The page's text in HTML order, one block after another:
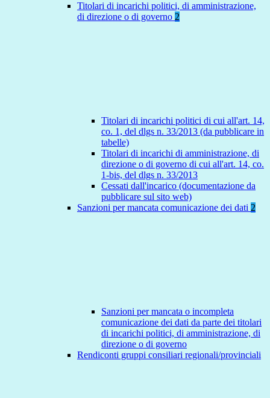
Titolari di incarichi politici, di amministrazione,
di direzione o di governo 2
Titolari di incarichi politici di cui all'art. 14,
co. 1, del dlgs n. 33/2013 (da pubblicare in
tabelle)
Titolari di incarichi di amministrazione, di
direzione o di governo di cui all'art. 14, co.
1-bis, del dlgs n. 33/2013
Cessati dall'incarico (documentazione da
pubblicare sul sito web)
Sanzioni per mancata comunicazione dei dati 2
Sanzioni per mancata o incompleta
comunicazione dei dati da parte dei titolari
di incarichi politici, di amministrazione, di
direzione o di governo
Rendiconti gruppi consiliari regionali/provinciali